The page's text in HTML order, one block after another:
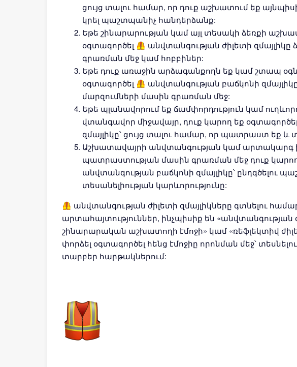
ցույց տալու համար, որ դուք աշխատում եք
կրել պաշտպանիչ հանդերձանք:
Եթե շինարարության կամ այլ տեսակի ձեռքի
օգտագործել 🦺 անվտանգության ժիլետի
գրառման մեջ կամ հոբբիներ:
Եթե դուք առաջին արձագանքողն եք կամ շտապ
օգտագործել 🦺 անվտանգության բաճկոնի
մարզումների մասին գրառման մեջ:
Եթե պլանավորում եք ճամփորդություն կամ
վտանգավոր միջավայր, դուք կարող եք
զմայլիկը՝ ցույց տալու համար, որ պատրաստ եք և
Աշխատավայրի անվտանգության կամ արտակարգ
պատրաստության մասին գրառման մեջ դուք կարող
անվտանգության բաճկոնի զմայլիկը՝ ընդգծելու
տեսանելիության կարևորությունը:
🦺 անվտանգության ժիլետի զմայլիկները գտնելու
արտահայտություններ, ինչպիսիք են «անվտանգության
շինարարական աշխատողի էմոջի» կամ «ռեֆլեկտիվ
փորձել օգտագործել հենց էմոջիը որոնման մեջ՝
տարբեր հարթակներում: